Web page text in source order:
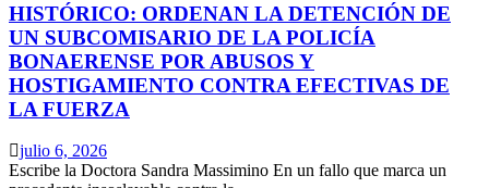
HISTÓRICO: ORDENAN LA DETENCIÓN DE
UN SUBCOMISARIO DE LA POLICÍA
BONAERENSE POR ABUSOS Y
HOSTIGAMIENTO CONTRA EFECTIVAS DE
LA FUERZA
julio 6, 2026
Escribe la Doctora Sandra Massimino En un fallo que marca un